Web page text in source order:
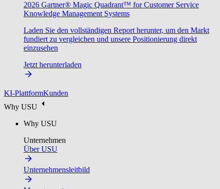
2026 Gartner® Magic Quadrant™ for Customer Service
Knowledge Management Systems
Laden Sie den vollständigen Report herunter, um den Markt
fundiert zu vergleichen und unsere Positionierung direkt
einzusehen
Jetzt herunterladen
KI-PlattformKunden
Why USU
Why USU
Unternehmen
Über USU
Unternehmensleitbild